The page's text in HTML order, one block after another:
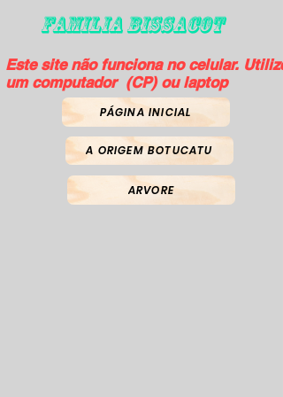
FAMILIA BISSACOT
Este site não funciona no celular. Utilize
um computador (CP) ou laptop
PÁGINA INICIAL
A ORIGEM BOTUCATU
ARVORE